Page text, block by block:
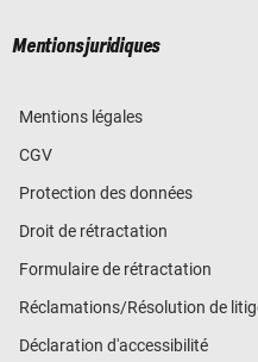
Mentions juridiques
Mentions légales
CGV
Protection des données
Droit de rétractation
Formulaire de rétractation
Réclamations/Résolution de
Déclaration d'accessibilité